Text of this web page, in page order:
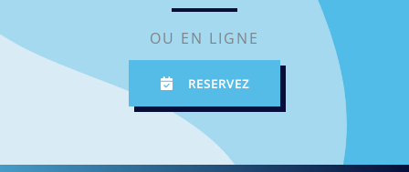
OU EN LIGNE
RESERVEZ